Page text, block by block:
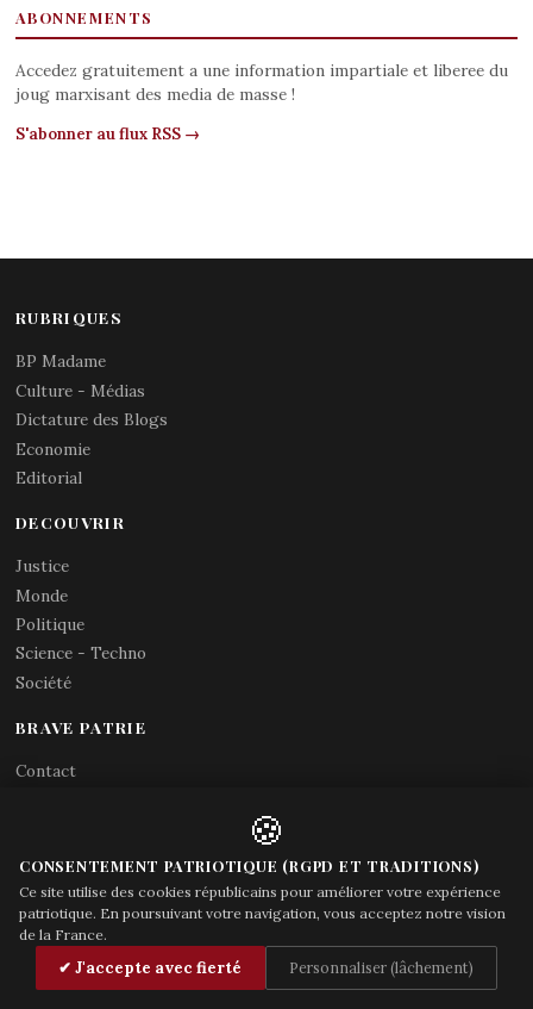
ABONNEMENTS
Accedez gratuitement a une information impartiale et liberee du
joug marxisant des media de masse !
S'abonner au flux RSS →
RUBRIQUES
BP Madame
Culture - Médias
Dictature des Blogs
Economie
Editorial
DECOUVRIR
Justice
Monde
Politique
Science - Techno
Société
BRAVE PATRIE
Contact
Acces gouvernement
© Brave Patrie + friends—
🍪
CONSENTEMENT PATRIOTIQUE (RGPD ET TRADITIONS)
Ce site utilise des cookies républicains pour améliorer votre expérience
patriotique. En poursuivant votre navigation, vous acceptez notre vision
de la France.
✔ J'accepte avec fierté Personnaliser (lâchement)